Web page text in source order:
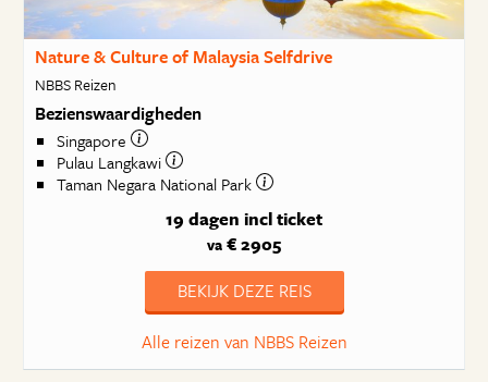
Nature & Culture of Malaysia Selfdrive
NBBS Reizen
Bezienswaardigheden
Singapore
Pulau Langkawi
Taman Negara National Park
19 dagen incl ticket
va € 2905
BEKIJK DEZE REIS
Alle reizen van NBBS Reizen